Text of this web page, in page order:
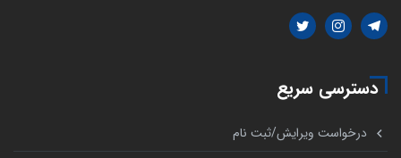
دسترسی سریع
درخواست ویرایش/ثبت نام